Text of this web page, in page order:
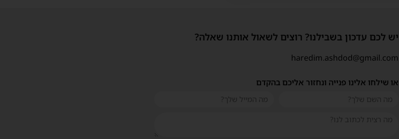
יש לכם עדכון בשבילנו? רוצים לשאול אותנו שאלה?
haredim.ashdod@gmail.com
או שילחו אלינו פנייה ונחזור אליכם בהקדם